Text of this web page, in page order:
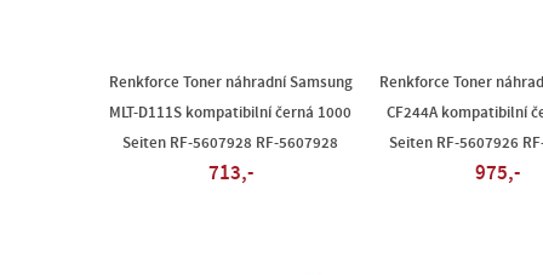
Renkforce Toner náhradní Samsung
MLT-D111S kompatibilní černá 1000
Seiten RF-5607928 RF-5607928
713,-
Renkforce Toner
CF244A kompatibilní
Seiten RF-5607926
975,-